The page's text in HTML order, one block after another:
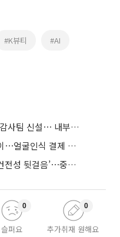
#K뷰티 #AI
‘금융복합기업집단’ 토스, IT자체감사팀 신설⋯ 내부통제 강화
가입 문턱 낮추는 토스 페이스페이⋯얼굴인식 결제 확산 속도낸다
5대 은행, 상반기 9조 벌었지만 ‘건전성 뒷걸음’⋯중기대출 문턱 높아지나
슬퍼요
0
추가취재 원해요
0